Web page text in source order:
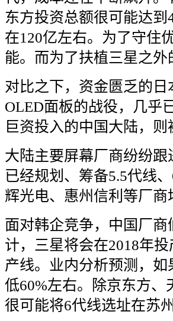
东方投资总额很可能达到
在120亿左右。为了守住
能。而为了扶植三星之外
对比之下，资金匮乏的日
OLED面板的战役，几乎
巨资投入的中国大陆，
大陆主要屏幕厂商纷纷
已经规划、筹备5.5代线、
辉光电、惠州信利等厂商
面对韩企竞争，中国厂商
计，三星将会在2018年投
产线。业内分析预测，如
低60%左右。除京东方、
很可能将6代线选址在苏州